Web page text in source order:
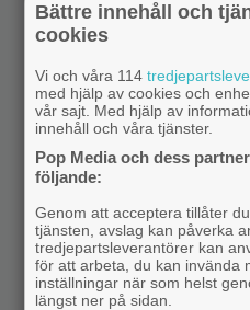
Bättre innehåll och
cookies
Vi och våra 114
med hjälp av cookies och
vår sajt. Med hjälp av
innehåll och våra tjänster.
Pop Media och dess
följande:
Genom att acceptera tillåter
tjänsten, avslag kan påverka
tredjepartsleverantörer kan
för att arbeta, du kan invända
inställningar när som helst
längst ner på sidan.